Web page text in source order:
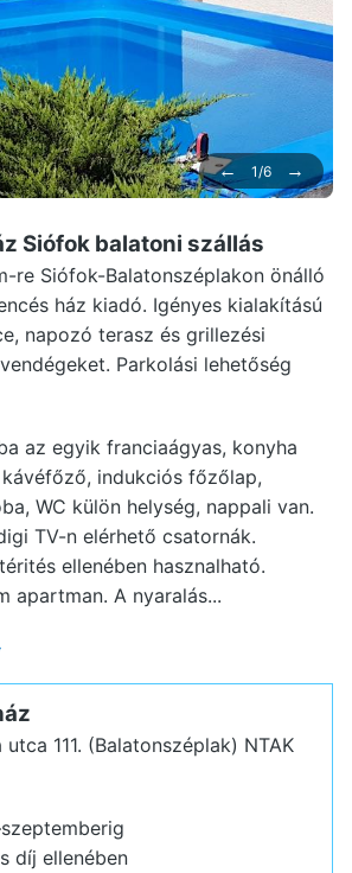
← 1/6 →
Siófok balatoni szállás
re Siófok-Balatonszéplakon önálló
ház kiadó. Igényes kialakítású
napozó terasz és grillezési
Parkolási lehetőség
az egyik franciaágyas, konyha
indukciós főzőlap,
WC külön helység, nappali van.
TV-n elérhető csatornák.
ellenében hasznalható.
apartman. A nyaralás...
111. (Balatonszéplak) NTAK
díj ellenében